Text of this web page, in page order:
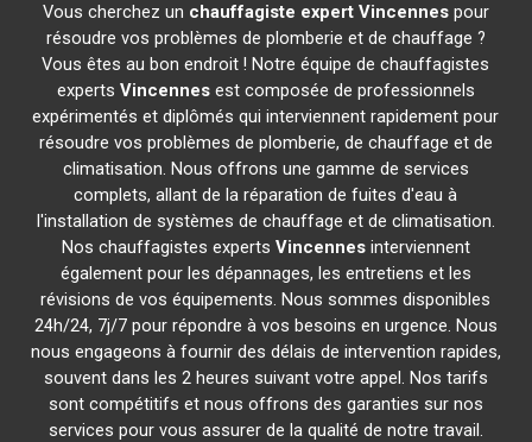
Vous cherchez un chauffagiste expert Vincennespour
résoudre vos problèmes de plomberie et de chauffage ?
Vous êtes au bon endroit ! Notre équipe de chauffagistes
experts Vincennesest composée de professionnels
expérimentés et diplômés qui interviennent rapidement pour
résoudre vos problèmes de plomberie, de chauffage et de
climatisation. Nous offrons une gamme de services
complets, allant de la réparation de fuites d'eau à
l'installation de systèmes de chauffage et de climatisation.
Nos chauffagistes experts Vincennesinterviennent
également pour les dépannages, les entretiens et les
révisions de vos équipements. Nous sommes disponibles
24h/24, 7j/7 pour répondre à vos besoins en urgence. Nous
nous engageons à fournir des délais de intervention rapides,
souvent dans les 2 heures suivant votre appel. Nos tarifs
sont compétitifs et nous offrons des garanties sur nos
services pour vous assurer de la qualité de notre travail.